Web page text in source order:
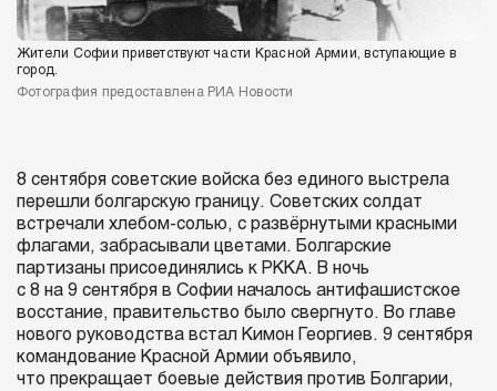
Жители Софии приветствуют части Красной Армии, вступающие в
город.
Фотография предоставлена РИА Новости
8 сентября советские войска без единого выстрела
перешли болгарскую границу. Советских солдат
встречали хлебом-солью, с развёрнутыми красными
флагами, забрасывали цветами. Болгарские
партизаны присоединялись к РККА. В ночь
с 8 на 9 сентября в Софии началось антифашистское
восстание, правительство было свергнуто. Во главе
нового руководства встал Кимон Георгиев. 9 сентября
командование Красной Армии объявило,
что прекращает боевые действия против Болгарии,